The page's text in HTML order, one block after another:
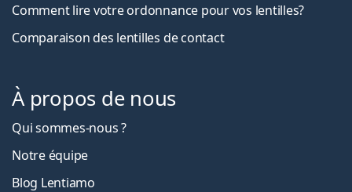
Comment lire votre ordonnance pour vos lentilles?
Comparaison des lentilles de contact
À propos de nous
Qui sommes-nous ?
Notre équipe
Blog Lentiamo